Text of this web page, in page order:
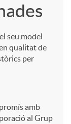
seu model
qualitat de
per
amb
al Grup